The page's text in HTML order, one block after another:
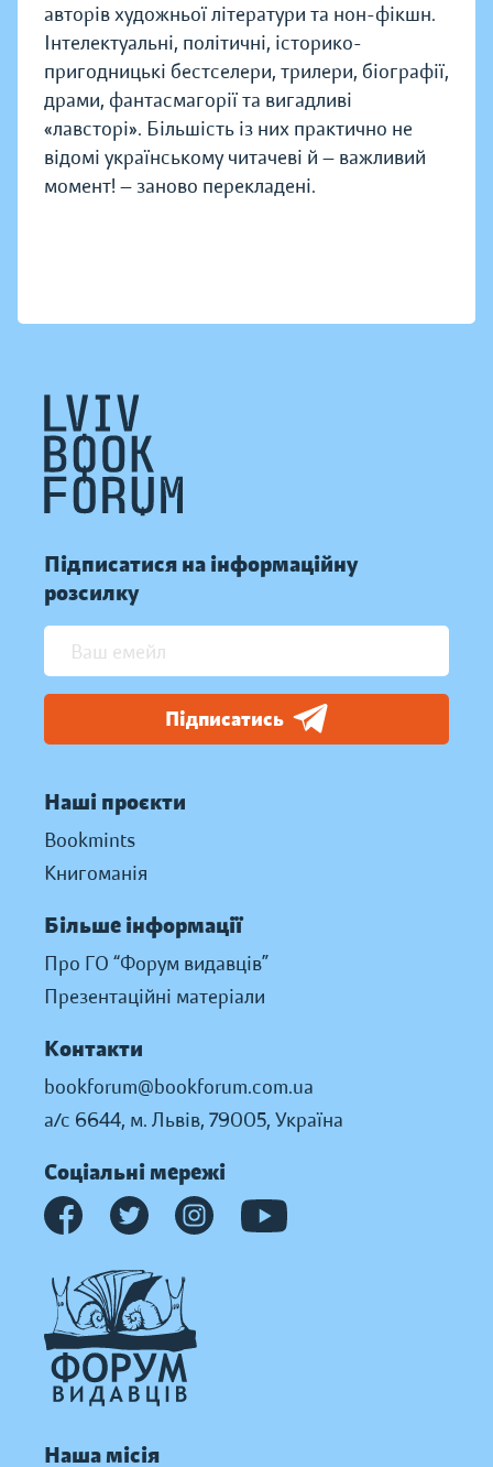
авторів художньої літератури та нон-фікшн.
Інтелектуальні, політичні, історико-
пригодницькі бестселери, трилери, біографії,
драми, фантасмагорії та вигадливі
«лавсторі». Більшість із них практично не
відомі українському читачеві й — важливий
момент! — заново перекладені.
Підписатися на інформаційну
розсилку
Підписатись
Наші проєкти
Bookmints
Книгоманія
Більше інформації
Про ГО “Форум видавців”
Презентаційні матеріали
Контакти
bookforum@bookforum.com.ua
а/с 6644, м. Львів, 79005, Україна
Соціальні мережі
Наша місія